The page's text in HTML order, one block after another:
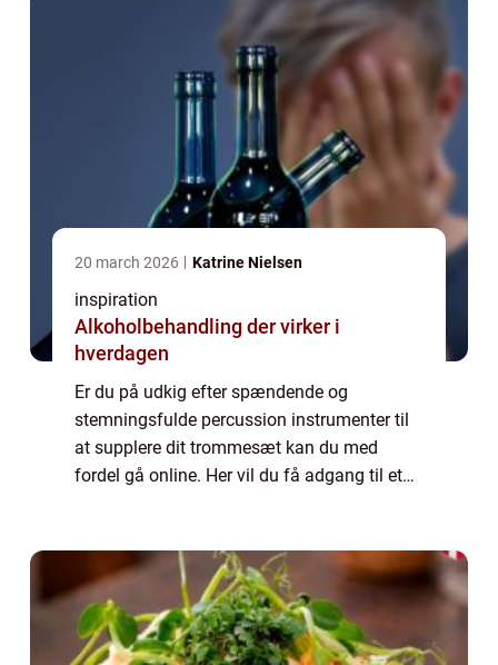
20 march 2026 Katrine Nielsen
inspiration
Alkoholbehandling der virker i
hverdagen
Er du på udkig efter spændende og
stemningsfulde percussion instrumenter til
at supplere dit trommesæt kan du med
fordel gå online. Her vil du få adgang til et